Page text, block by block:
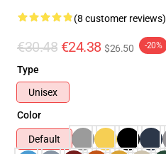
(8 customer reviews)
€30.48 €24.38 $26.50 -20%
Type
Unisex
Color
Default